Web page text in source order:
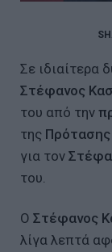
Σε ιδιαίτερα
Στέφανος
του από την
της
για τον
του.
Ο Στέφανος
λίγα λεπτά